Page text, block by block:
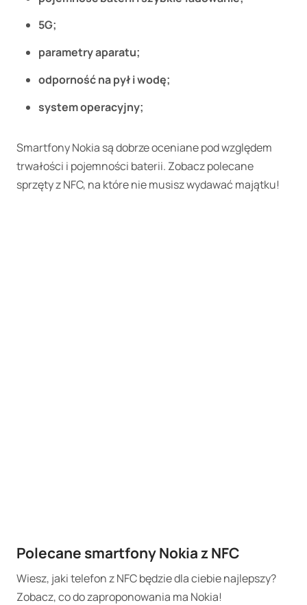
5G;
parametry aparatu;
odporność na pył i wodę;
system operacyjny;
Smartfony Nokia są dobrze oceniane pod względem
trwałości i pojemności baterii. Zobacz polecane
sprzęty z NFC, na które nie musisz wydawać majątku!
Polecane smartfony Nokia z NFC
Wiesz, jaki telefon z NFC będzie dla ciebie najlepszy?
Zobacz, co do zaproponowania ma Nokia!